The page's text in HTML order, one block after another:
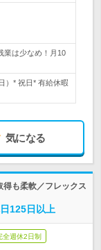
業は少なめ！月10
）* 祝日* 有給休暇
気になる
も柔軟／フレックス
125日以上
全週休2日制